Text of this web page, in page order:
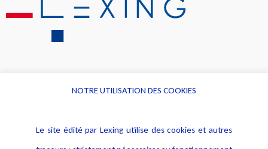
Alerte professionnelle
NOTRE UTILISATION DES COOKIES
Le site édité par Lexing utilise des cookies et autres